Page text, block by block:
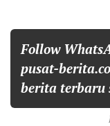
Follow
pusat-
berita terbaru